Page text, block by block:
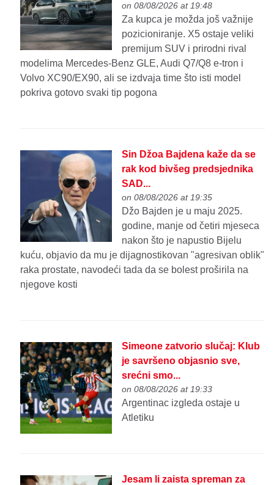
on 08/08/2026 at 19:48
Za kupca je možda još važnije
pozicioniranje. X5 ostaje veliki
premijum SUV i prirodni rival
modelima Mercedes-Benz GLE, Audi Q7/Q8 e-tron i
Volvo XC90/EX90, ali se izdvaja time što isti model
pokriva gotovo svaki tip pogona
Sin Džoa Bajdena kaže da se
rak kod bivšeg predsjednika
SAD...
on 08/08/2026 at 19:35
Džo Bajden je u maju 2025.
godine, manje od četiri mjeseca
nakon što je napustio Bijelu
kuću, objavio da mu je dijagnostikovan "agresivan oblik"
raka prostate, navodeći tada da se bolest proširila na
njegove kosti
Simeone zatvorio slučaj: Klub
je savršeno objasnio sve,
srećni smo...
on 08/08/2026 at 19:33
Argentinac izgleda ostaje u
Atletiku
Jesam li zaista spreman za